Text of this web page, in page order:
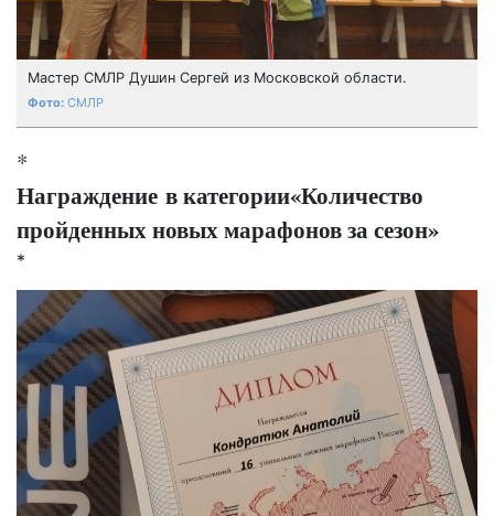
Мастер СМЛР Душин Сергей из Московской области.
СМЛР
*
Награждение в категории«Количество
пройденных новых марафонов за сезон»
*